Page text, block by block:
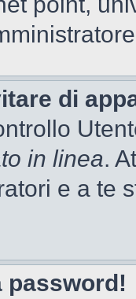
di
in linea.
e a te
password!